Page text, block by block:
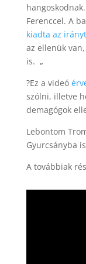
Ferenccel. A
kiadta az irányt
az ellenük
is. „
?Ez a videó
szólni, illetve
demagógok
Lebontom
Gyurcsányba
A továbbiak